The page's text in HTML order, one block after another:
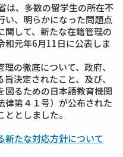
は、多数の留学生の所在不
い、明らかになった問題点
関して、新たな在籍管理の
和元年6月11日に公表しま
の徹底について、政府、
決定されたこと、及び、
図るための日本語教育機関
律第４１号）が公布された
としました。
新たな対応方針について